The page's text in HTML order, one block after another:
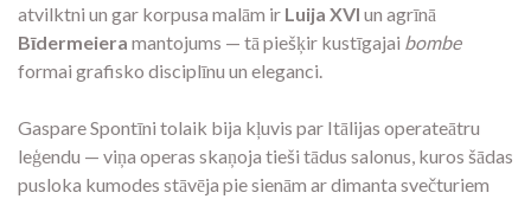
atvilktni un gar korpusa malām ir Luija XVI un agrīnā
Bīdermeiera mantojums — tā piešķir kustīgajai bombe
formai grafisko disciplīnu un eleganci.
Gaspare Spontīni tolaik bija kļuvis par Itālijas operateātru
leģendu — viņa operas skaņoja tieši tādus salonus, kuros šādas
pusloka kumodes stāvēja pie sienām ar dimanta svečturiem